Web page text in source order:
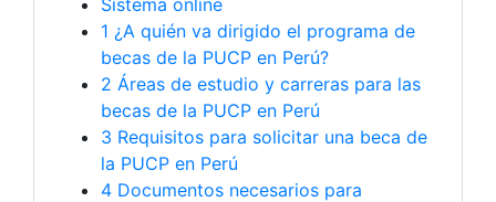
Sistema online
1 ¿A quién va dirigido el programa de
becas de la PUCP en Perú?
2 Áreas de estudio y carreras para las
becas de la PUCP en Perú
3 Requisitos para solicitar una beca de
la PUCP en Perú
4 Documentos necesarios para